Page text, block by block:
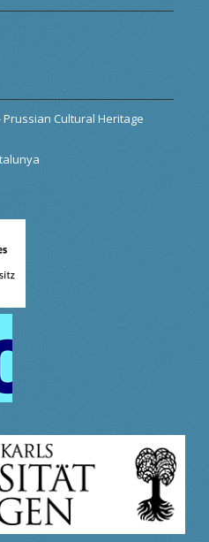
Cultural Heritage